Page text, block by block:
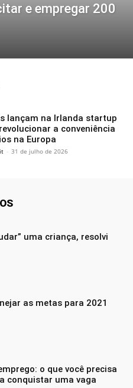
e empregar 200
lançam na Irlanda startup
a conveniência
na Europa
- 31 de julho de 2026
uma criança, resolvi
as metas para 2021
o que você precisa
conquistar uma vaga